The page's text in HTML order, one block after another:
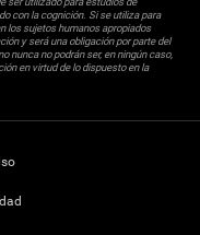
con la cognición. Si se utiliza para
los sujetos humanos apropiados
y será una obligación por parte del
nunca no podrán ser, en ningún caso,
en virtud de lo dispuesto en la